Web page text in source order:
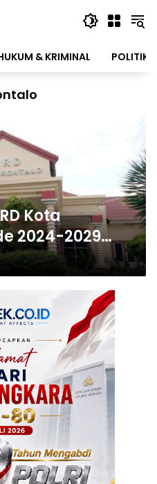
& KRIMINAL POLITIK
Kota
2024-2029